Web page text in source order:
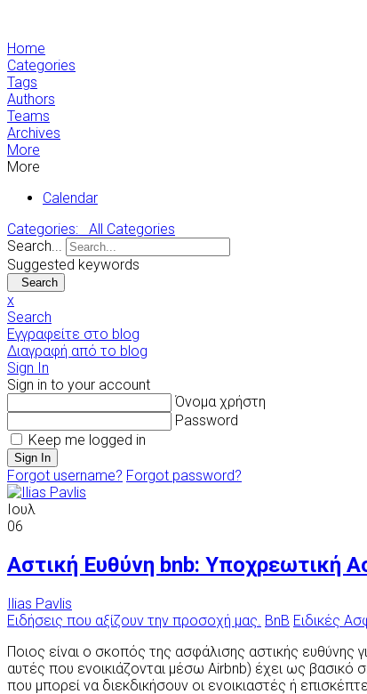
Home
Categories
Tags
Authors
Teams
Archives
More
More
Calendar
Categories:
All Categories
Search...
Suggested keywords
Search
x
Search
Εγγραφείτε στο blog
Διαγραφή από το blog
Sign In
Sign in to your account
Όνομα χρήστη
Password
Keep me logged in
Sign In
Forgot username? Forgot password?
Ιουλ
06
Αστική Ευθύνη bnb: Υποχρεωτική
Ilias Pavlis
Ειδήσεις που αξίζουν την προσοχή μας. BnB Ειδικές
Ποιος είναι ο σκοπός της ασφάλισης αστικής ευθύνης
αυτές που ενοικιάζονται μέσω Airbnb) έχει ως βασικό
που μπορεί να διεκδικήσουν οι ενοικιαστές ή